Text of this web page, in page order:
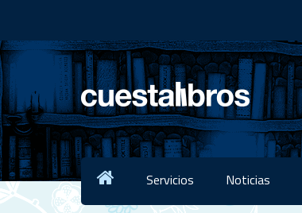
Servicios Noticias